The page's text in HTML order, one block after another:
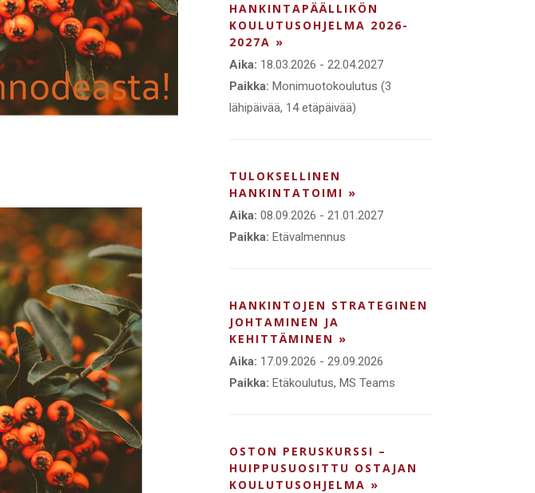
HANKINTAPÄÄLLIKÖN
KOULUTUSOHJELMA 2026-
2027A »
Aika: 18.03.2026 - 22.04.2027
Paikka: Monimuotokoulutus (3
lähipäivää, 14 etäpäivää)
TULOKSELLINEN
HANKINTATOIMI »
Aika: 08.09.2026 - 21.01.2027
Paikka: Etävalmennus
HANKINTOJEN STRATEGINEN
JOHTAMINEN JA
KEHITTÄMINEN »
Aika: 17.09.2026 - 29.09.2026
Paikka: Etäkoulutus, MS Teams
OSTON PERUSKURSSI –
HUIPPUSUOSITTU OSTAJAN
KOULUTUSOHJELMA »